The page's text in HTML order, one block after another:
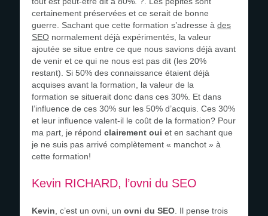
certainement préservées et ce serait de bonne
guerre. Sachant que cette formation s’adresse à des
SEO normalement déjà expérimentés, la valeur
ajoutée se situe entre ce que nous savions déjà avant
de venir et ce qui ne nous est pas dit (les 20%
restant). Si 50% des connaissance étaient déjà
acquises avant la formation, la valeur de la
formation se situerait donc dans ces 30%. Et dans
l’influence de ces 30% sur les 50% d’acquis. Ces 30%
et leur influence valent-il le coût de la formation? Pour
ma part, je répond clairement oui et en sachant que
je ne suis pas arrivé complètement « manchot » à
cette formation!
Kevin RICHARD, l’ovni du SEO
Kevin , c’est un ovni, un ovni du SEO . Il pense trois